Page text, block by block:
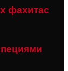
фахитас